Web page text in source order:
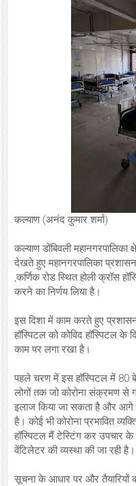
कल्याण (अनंद कुमार शर्मा)
कल्याण डोंबिवली
देखते हुए महानगरपालिका
,कर्णिक रोड स्थित होली क्रॉस
करने का निर्णय लिया है।
इस दिशा में काम करते हुए
हॉस्पिटल को कोविद हॉस्पिटल के
काम पर लगा रखा है।
पहले चरण में इस हॉस्पिटल में 80
लोगों तक जो कोरोना संक्रमण से
इलाज किया जा सकता है और
है। कोई भी कोरोना प्रभावित
हॉस्पिटल मैं टेस्टिंग कर उपचार के
वेंटिलेटर की व्यस्था की जा रही है।
सूचना के आधार पर और